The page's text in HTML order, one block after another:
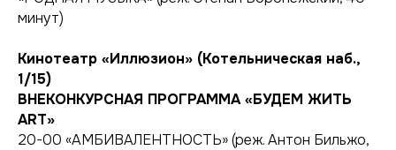
минут)
Кинотеатр «Иллюзион» (Котельническая наб.,
1/15)
ВНЕКОНКУРСНАЯ ПРОГРАММА «БУДЕМ ЖИТЬ
ART»
20-00 «АМБИВАЛЕНТНОСТЬ» (реж. Антон Бильжо,